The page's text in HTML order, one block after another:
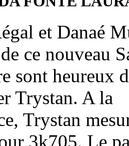
et Danaé
ce nouveau
sont heureux
Trystan. A la
Trystan
3k705. Le